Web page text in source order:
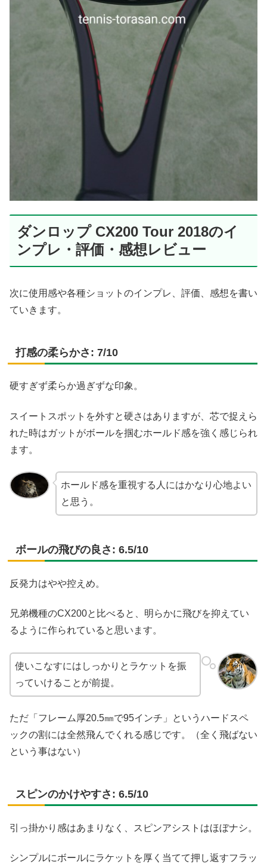
ダンロップ CX200 Tour 2018のイ
ンプレ・評価・感想レビュー
次に使用感や各種ショットのインプレ、評価、感想を書い
ていきます。
打感の柔らかさ: 7/10
硬すぎず柔らか過ぎずな印象。
スイートスポットを外すと硬さはありますが、芯で捉えら
れた時はガットがボールを掴むホールド感を強く感じられ
ます。
ホールド感を重視する人にはかなり心地よい
と思う。
ボールの飛びの良さ: 6.5/10
反発力はやや控えめ。
兄弟機種のCX200と比べると、明らかに飛びを抑えてい
るように作られていると思います。
使いこなすにはしっかりとラケットを振
っていけることが前提。
ただ「フレーム厚20.5㎜で95インチ」というハードスペ
ックの割には全然飛んでくれる感じです。（全く飛ばない
という事はない）
スピンのかけやすさ: 6.5/10
引っ掛かり感はあまりなく、スピンアシストはほぼナシ。
シンプルにボールにラケットを厚く当てて押し返すフラッ